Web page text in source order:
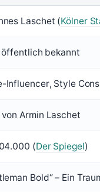
Laschet (Kölner
bekannt
Influencer, Style
von Armin Laschet
(Der Spiegel)
Bold“ – Ein